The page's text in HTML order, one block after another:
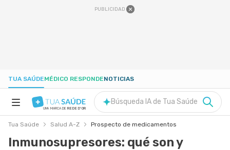
PUBLICIDAD
TUA SAÚDEMÉDICO RESPONDENOTICIAS
UNA MARCA DE REDE D'OR
Búsqueda IA de Tua Saúde
Tua Saúde Salud A-Z Prospecto de medicamentos
Inmunosupresores: qué son y